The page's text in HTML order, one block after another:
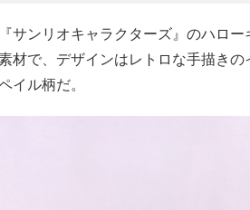
サンリオキャラクターズ』のハロ
材で、デザインはレトロな手描き
イル柄だ。